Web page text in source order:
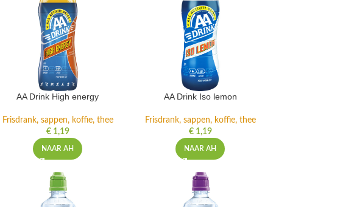
AA Drink High energy
Frisdrank, sappen, koffie, thee
€1,19
NAAR AH
AA Drink Iso lemon
Frisdrank, sappen, koffie, thee
€1,19
NAAR AH